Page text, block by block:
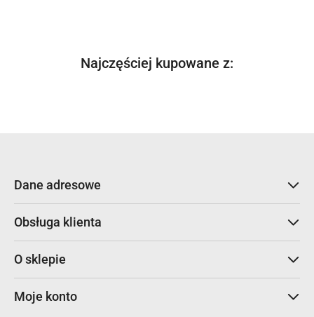
Pomiń karuzelę produktów
Produkty
Najczęściej kupowane z:
Dane adresowe
Obsługa klienta
O sklepie
Moje konto